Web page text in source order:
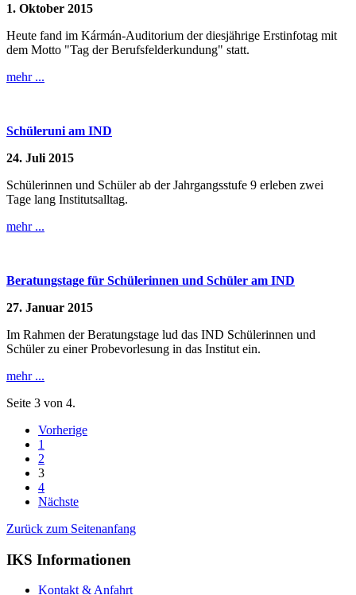
1. Oktober 2015
Heute fand im Kármán-Auditorium der diesjährige Erstinfotag mit
dem Motto "Tag der Berufsfelderkundung" statt.
mehr ...
Schüleruni am IND
24. Juli 2015
Schülerinnen und Schüler ab der Jahrgangsstufe 9 erleben zwei
Tage lang Institutsalltag.
mehr ...
Beratungstage für Schülerinnen und Schüler am IND
27. Januar 2015
Im Rahmen der Beratungstage lud das IND Schülerinnen und
Schüler zu einer Probevorlesung in das Institut ein.
mehr ...
Seite 3 von 4.
Vorherige
1
2
3
4
Nächste
Zurück zum Seitenanfang
IKS Informationen
Kontakt & Anfahrt